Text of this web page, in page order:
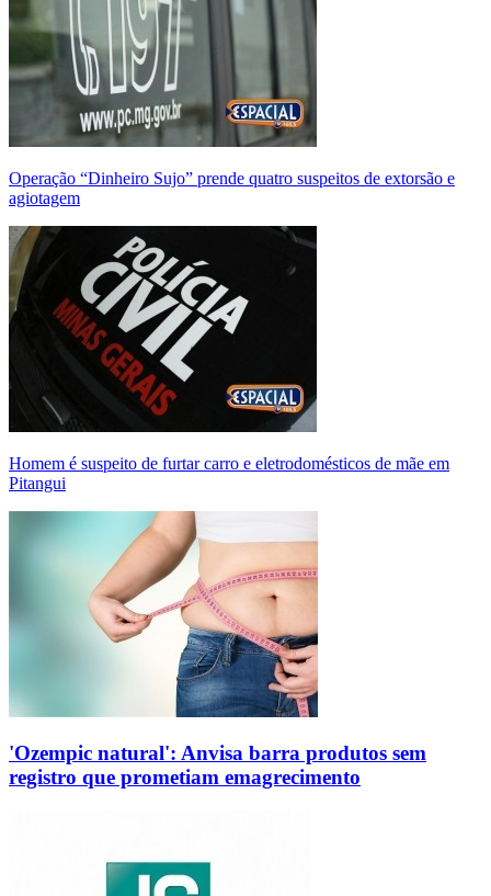
Operação “Dinheiro Sujo” prende quatro suspeitos de extorsão e
agiotagem
Homem é suspeito de furtar carro e eletrodomésticos de mãe em
Pitangui
'Ozempic natural': Anvisa barra produtos sem
registro que prometiam emagrecimento